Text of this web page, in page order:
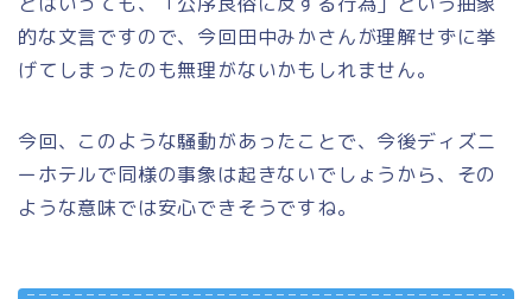
的な文言ですので、今回田中みかさんが理解せずに挙
げてしまったのも無理がないかもしれません。
今回、このような騒動があったことで、今後ディズニ
ーホテルで同様の事象は起きないでしょうから、その
ような意味では安心できそうですね。